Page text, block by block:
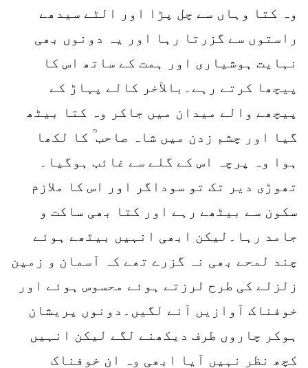
وہ کتا وہاں سے چل پڑا اور الٹے سیدھے
راستوں سے گزرتا رہا اور یہ دونوں بھی
نہایت ہوشیاری اور ہمت کے ساتھ اس کا
پیچھا کرتے رہے۔بالآخر کالے پہاڑ کے
پیچھے والے میدان میں جاکر وہ کتا بیٹھ
گیا اور چشم زدن میں شاہ صاحب ؒ کا لکھا
ہوا وہ پرچہ اس کے گلے سے غائب ہوگیا۔
تھوڑی دیر تک تو سوداگر اور اس کا ملازم
سکون سے بیٹھے رہے اور کتا بھی ساکت و
جامد رہا۔لیکن ابھی انہیں بیٹھے ہوئے
چند لمحے بھی نہ گزرے تھے کہ آسمان و زمین
زلزلے کی طرح لرزتے ہوئے محسوس ہوئے اور
خوفناک آوازیں آنے لگیں۔دونوں پریشان
ہوکر چاروں طرف دیکھنے لگے لیکن انہیں
کچھ نظر نہیں آیا ابھی وہ ان خوفناک